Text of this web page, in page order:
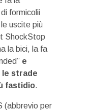
formicolii
uscite più
ShockStop
la bici, la fa
e
le strade
fastidio.
(abbrevio per